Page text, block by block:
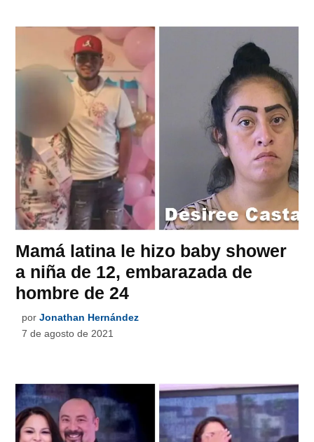
Mamá latina le hizo baby shower
a niña de 12, embarazada de
hombre de 24
por Jonathan Hernández
7 de agosto de 2021